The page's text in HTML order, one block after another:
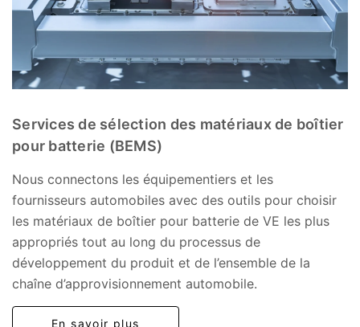
Services de sélection des matériaux de boîtier
pour batterie (BEMS)
Nous connectons les équipementiers et les
fournisseurs automobiles avec des outils pour choisir
les matériaux de boîtier pour batterie de VE les plus
appropriés tout au long du processus de
développement du produit et de l’ensemble de la
chaîne d’approvisionnement automobile.
En savoir plus